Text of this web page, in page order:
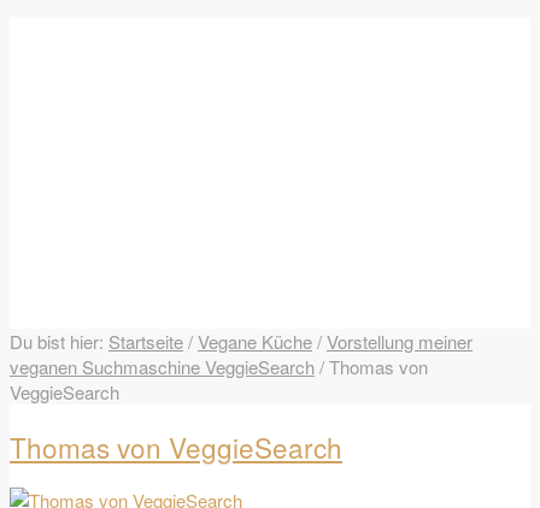
Du bist hier: Startseite/Vegane Küche/Vorstellung meiner
veganen Suchmaschine VeggieSearch/Thomas von
VeggieSearch
Thomas von VeggieSearch